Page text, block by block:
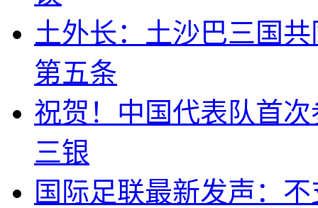
土外长：土沙巴三国
第五条
祝贺！中国代表队首
三银
国际足联最新发声：